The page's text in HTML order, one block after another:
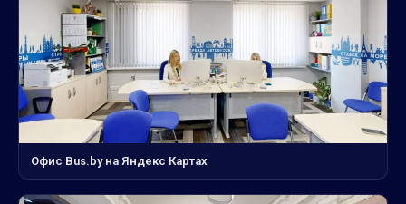
Офис Bus.by на Яндекс Картах